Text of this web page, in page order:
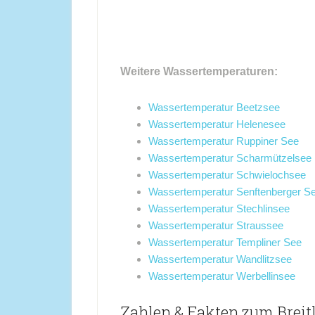
Weitere Wassertemperaturen:
Wassertemperatur Beetzsee
Wassertemperatur Helenesee
Wassertemperatur Ruppiner See
Wassertemperatur Scharmützelsee
Wassertemperatur Schwielochsee
Wassertemperatur Senftenberger
Wassertemperatur Stechlinsee
Wassertemperatur Straussee
Wassertemperatur Templiner See
Wassertemperatur Wandlitzsee
Wassertemperatur Werbellinsee